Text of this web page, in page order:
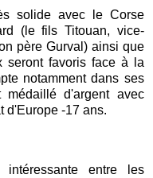
solide avec le Corse
(le fils Titouan, vice-
père Gurval) ainsi que
seront favoris face à la
notamment dans ses
médaillé d'argent avec
d'Europe -17 ans.
intéressante entre les